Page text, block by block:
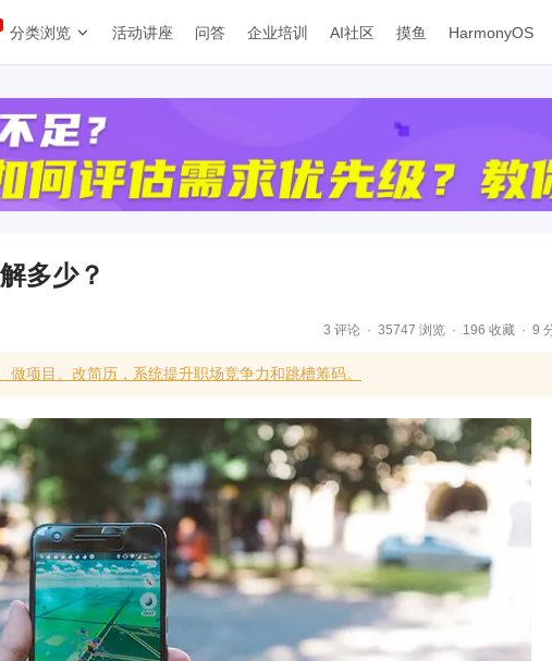
分类浏览 活动讲座 问答 企业培训 AI社区 摸鱼 HarmonyOS
多少？
3 评论 35747 浏览 196 收藏 9
项目、改简历，系统提升职场竞争力和跳槽筹码。